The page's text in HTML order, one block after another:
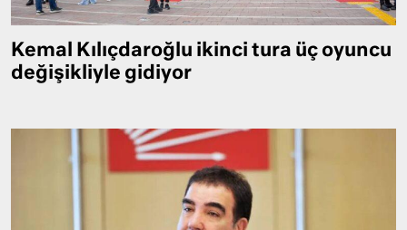
Kemal Kılıçdaroğlu ikinci tura üç oyuncu
değişikliyle gidiyor